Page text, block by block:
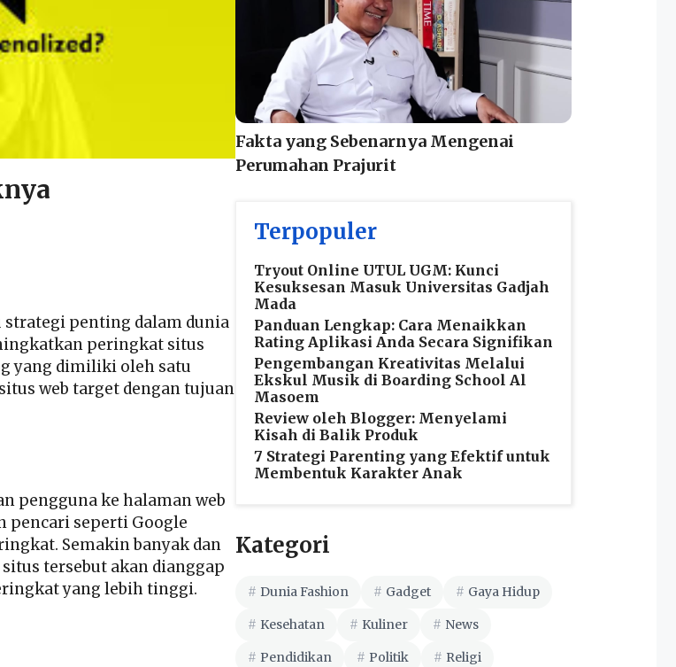
strategi penting dalam dunia
peringkat situs
yang dimiliki oleh satu
web target dengan tujuan
pengguna ke halaman web
pencari seperti Google
Semakin banyak dan
tersebut akan dianggap
yang lebih tinggi.
Fakta yang Sebenarnya Mengenai
Perumahan Prajurit
Terpopuler
Tryout Online UTUL UGM: Kunci
Kesuksesan Masuk Universitas Gadjah
Mada
Panduan Lengkap: Cara Menaikkan
Rating Aplikasi Anda Secara Signifikan
Pengembangan Kreativitas Melalui
Ekskul Musik di Boarding School Al
Masoem
Review oleh Blogger: Menyelami
Kisah di Balik Produk
7 Strategi Parenting yang Efektif untuk
Membentuk Karakter Anak
Kategori
Dunia Fashion Gadget Gaya Hidup
Kesehatan Kuliner News
Pendidikan Politik Religi